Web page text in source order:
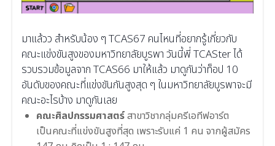
มาแล้วว สำหรับน้อง ๆ TCAS67 คนไหนที่อยากรู้เกี่ยวกับ
คณะแข่งขันสูงของมหาวิทยาลัยบูรพา วันนี้พี่ TCASter ได้
รวบรวมข้อมูลจาก TCAS66 มาให้แล้ว มาดูกันว่าท็อป 10
อันดับของคณะที่แข่งขันกันสูงสุด ๆ ในมหาวิทยาลัยบูรพาจะมี
คณะอะไรบ้าง มาดูกันเลย
คณะศิลปกรรมศาสตร์สาขาวิชากลุ่มครีเอทีฟอาร์ต
เป็นคณะที่แข่งขันสูงที่สุด เพราะรับแค่ 1 คน จากผู้สมัคร